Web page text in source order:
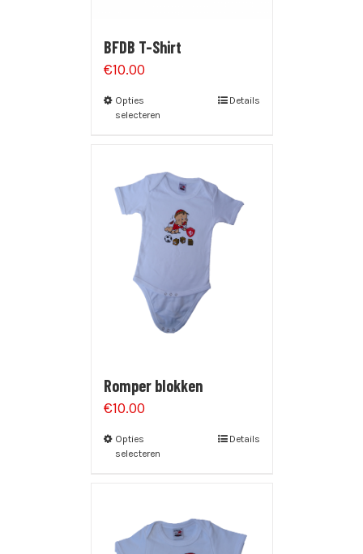
BFDB T-Shirt
€10.00
Opties
selecteren
Details
Romper blokken
€10.00
Opties
selecteren
Details